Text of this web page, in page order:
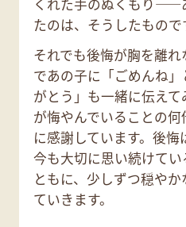
くれた手のぬくもり——
たのは、そうしたもので
それでも後悔が胸を離
であの子に「ごめんね
がとう」も一緒に伝え
が悔やんでいることの
に感謝しています。後
今も大切に思い続けて
ともに、少しずつ穏や
ていきます。